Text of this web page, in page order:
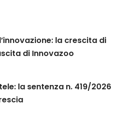
la crescita di
di Innovazoo
la sentenza n. 419/2026